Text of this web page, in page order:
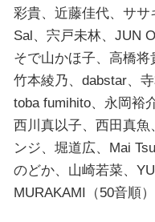
彩貴、近藤佳代、ササ
Sal、宍戸未林、JUN
そで山かほ子、高橋将
竹本綾乃、dabstar、
toba fumihito、永岡裕
西川真以子、西田真
ンジ、堀道広、Mai
のどか、山崎若菜、
MURAKAMI（50音順）